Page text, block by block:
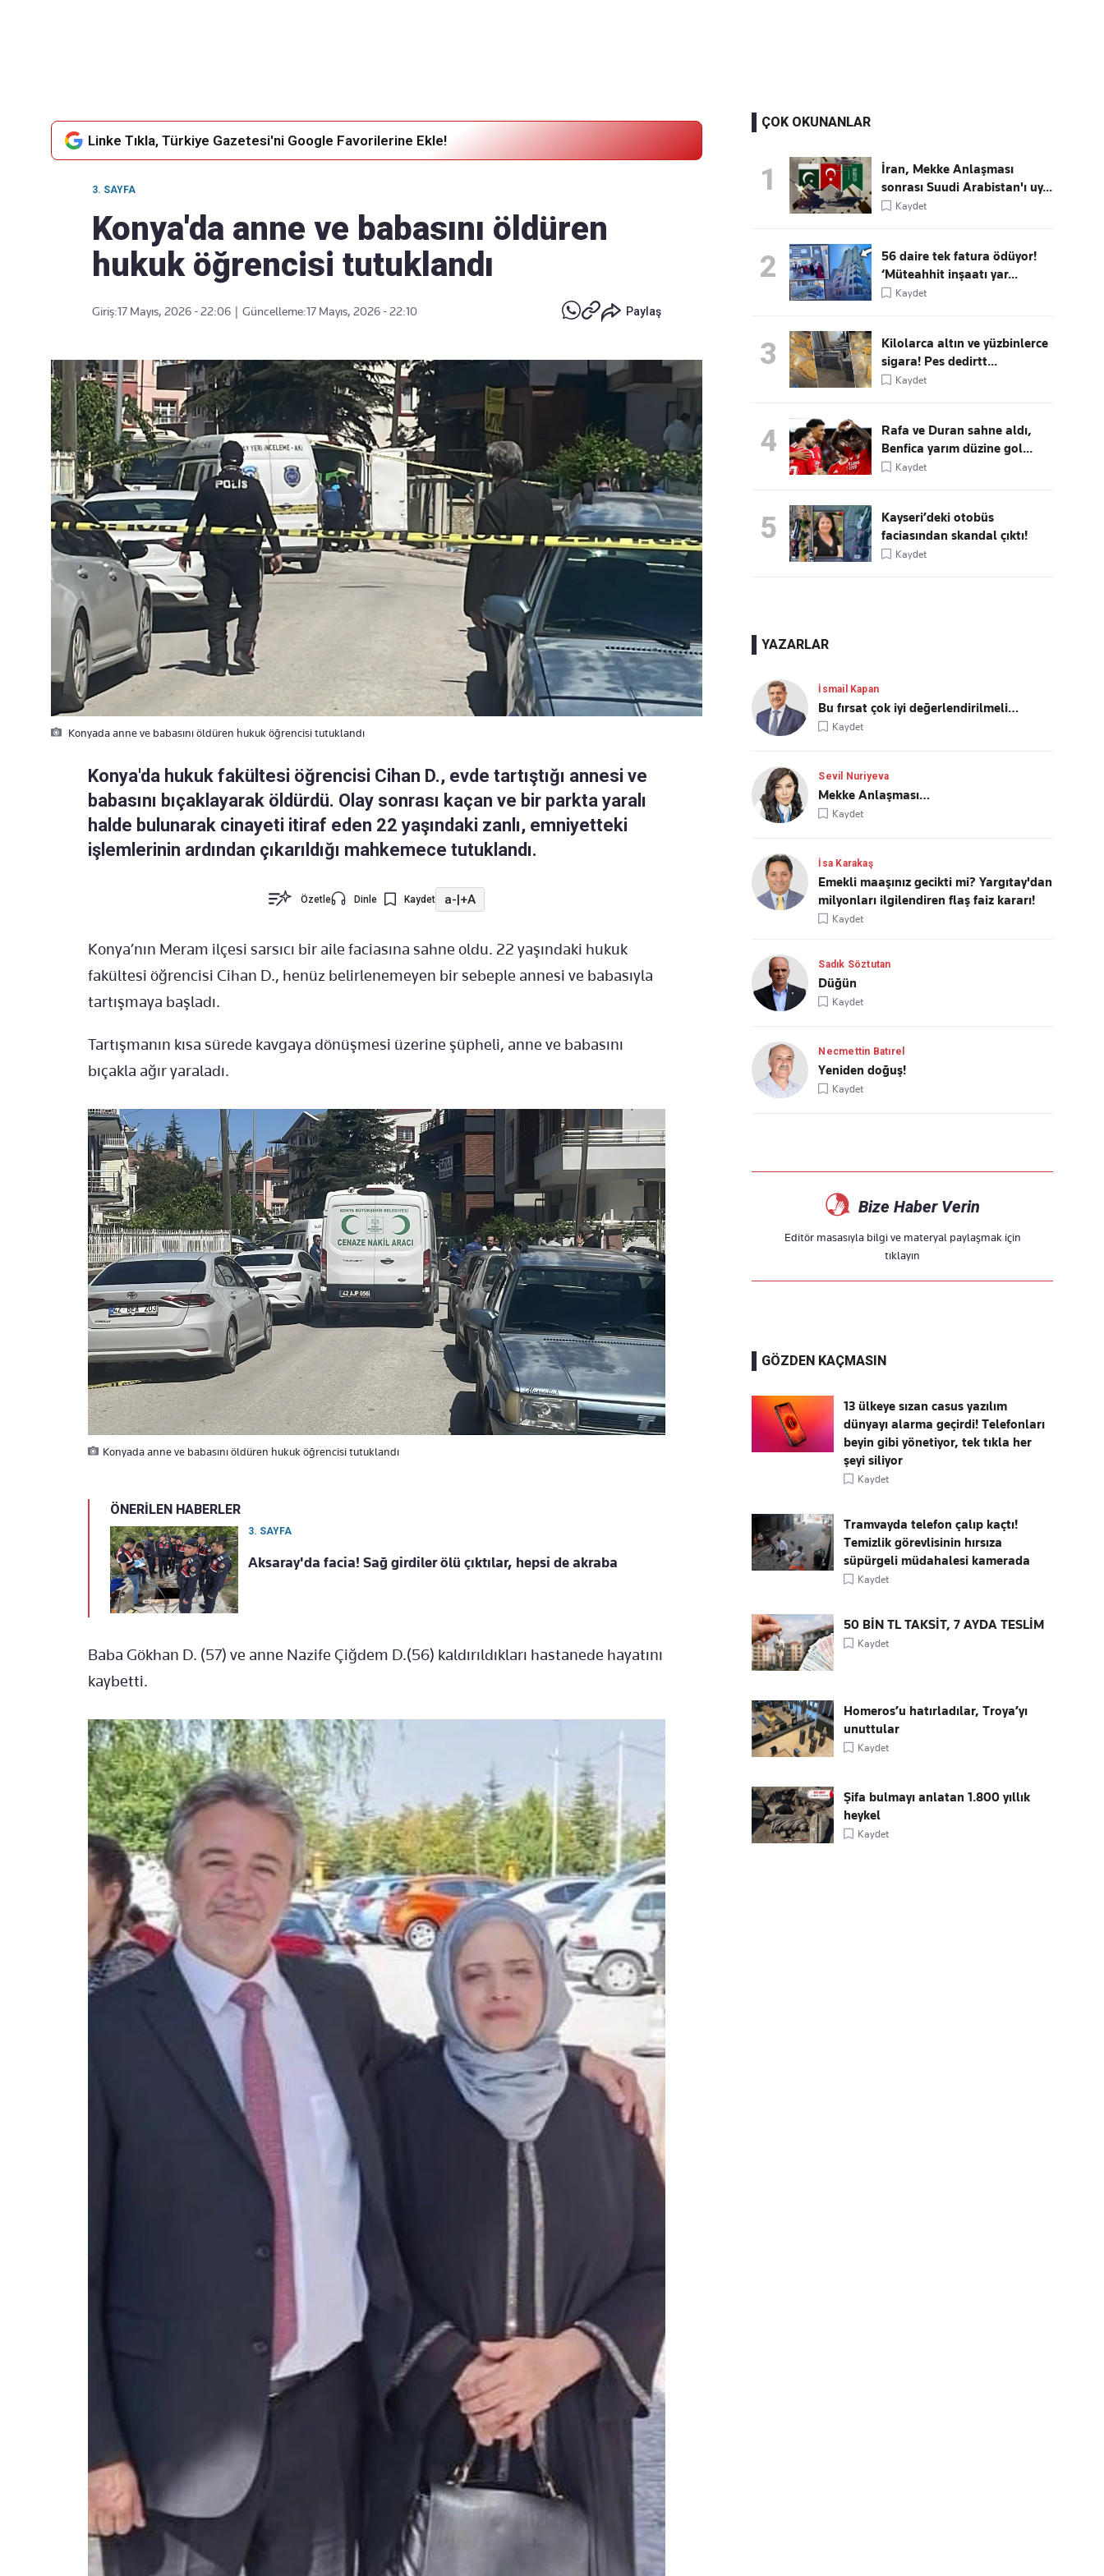
Linke Tıkla, Türkiye Gazetesi'ni Google Favorilerine Ekle!
3. SAYFA
Konya'da anne ve babasını öldüren
hukuk öğrencisi tutuklandı
Giriş:17 Mayıs, 2026 - 22:06 Güncelleme:17 Mayıs, 2026 - 22:10 Paylaş
Konyada anne ve babasını öldüren hukuk öğrencisi tutuklandı
Konya'da hukuk fakültesi öğrencisi Cihan D., evde tartıştığı annesi ve
babasını bıçaklayarak öldürdü. Olay sonrası kaçan ve bir parkta yaralı
halde bulunarak cinayeti itiraf eden 22 yaşındaki zanlı, emniyetteki
işlemlerinin ardından çıkarıldığı mahkemece tutuklandı.
Özetle Dinle Kaydet a-|+A
Konya’nın Meram ilçesi sarsıcı bir aile faciasına sahne oldu. 22 yaşındaki hukuk
fakültesi öğrencisi Cihan D., henüz belirlenemeyen bir sebeple annesi ve babasıyla
tartışmaya başladı.
Tartışmanın kısa sürede kavgaya dönüşmesi üzerine şüpheli, anne ve babasını
bıçakla ağır yaraladı.
Konyada anne ve babasını öldüren hukuk öğrencisi tutuklandı
ÖNERİLEN HABERLER
3. SAYFA
Aksaray'da facia! Sağ girdiler ölü çıktılar, hepsi de akraba
Baba Gökhan D. (57) ve anne Nazife Çiğdem D.(56) kaldırıldıkları hastanede hayatını
kaybetti.
ÇOK OKUNANLAR
1
İran, Mekke Anlaşması
sonrası Suudi Arabistan'ı uy...
Kaydet
2
56 daire tek fatura ödüyor!
‘Müteahhit inşaatı yar...
Kaydet
3
Kilolarca altın ve yüzbinlerce
sigara! Pes dedirtt...
Kaydet
4
Rafa ve Duran sahne aldı,
Benfica yarım düzine gol...
Kaydet
5
Kayseri’deki otobüs
faciasından skandal çıktı!
Kaydet
YAZARLAR
İsmail Kapan
Bu fırsat çok iyi değerlendirilmeli…
Kaydet
Sevil Nuriyeva
Mekke Anlaşması…
Kaydet
İsa Karakaş
Emekli maaşınız gecikti mi? Yargıtay'dan
milyonları ilgilendiren flaş faiz kararı!
Kaydet
Sadık Söztutan
Düğün
Kaydet
Necmettin Batırel
Yeniden doğuş!
Kaydet
Bize Haber Verin
Editör masasıyla bilgi ve materyal paylaşmak için
tıklayın
GÖZDEN KAÇMASIN
13 ülkeye sızan casus yazılım
dünyayı alarma geçirdi! Telefonları
beyin gibi yönetiyor, tek tıkla her
şeyi siliyor
Kaydet
Tramvayda telefon çalıp kaçtı!
Temizlik görevlisinin hırsıza
süpürgeli müdahalesi kamerada
Kaydet
50 BİN TL TAKSİT, 7 AYDA TESLİM
Kaydet
Homeros’u hatırladılar, Troya’yı
unuttular
Kaydet
Şifa bulmayı anlatan 1.800 yıllık
heykel
Kaydet